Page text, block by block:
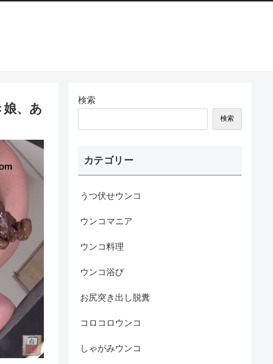
、あ
検索
検索
カテゴリー
うつ伏せウンコ
ウンコマニア
ウンコ料理
ウンコ浴び
お尻突き出し脱糞
コロコロウンコ
しゃがみウンコ